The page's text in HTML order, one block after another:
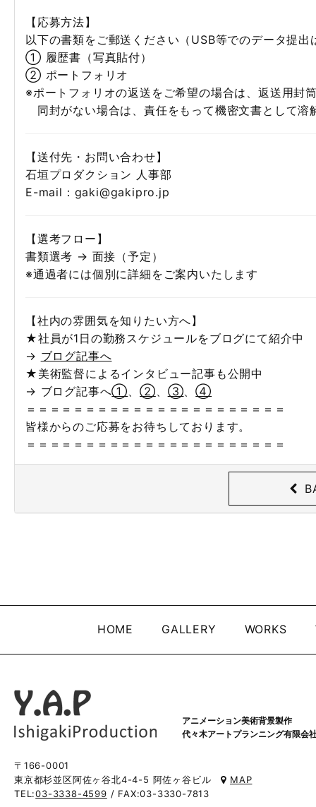
【応募方法】
以下の書類をご郵送ください（USB等でのデータ提出
① 履歴書（写真貼付）
② ポートフォリオ
※ポートフォリオの返送をご希望の場合は、返送用封
同封がない場合は、責任をもって機密文書として溶
【送付先・お問い合わせ】
石垣プロダクション 人事部
E-mail：gaki@gakipro.jp
【選考フロー】
書類選考 → 面接（予定）
※通過者には個別に詳細をご案内いたします
【社内の雰囲気を知りたい方へ】
★社員が1日の勤務スケジュールをブログにて紹介中
→ ブログ記事へ
★美術監督によるインタビュー記事も公開中
→ ブログ記事へ①、②、 ③、④
＝＝＝＝＝＝＝＝＝＝＝＝＝＝＝＝＝＝＝＝＝＝
皆様からのご応募をお待ちしております。
＝＝＝＝＝＝＝＝＝＝＝＝＝＝＝＝＝＝＝＝＝＝
HOME GALLERY WORKS
アニメーション美術背景製作
代々木アートプランニング有限会
〒166-0001
東京都杉並区阿佐ヶ谷北4-4-5 阿佐ヶ谷ビル
MAP
TEL:03-3338-4599 / FAX:03-3330-7813